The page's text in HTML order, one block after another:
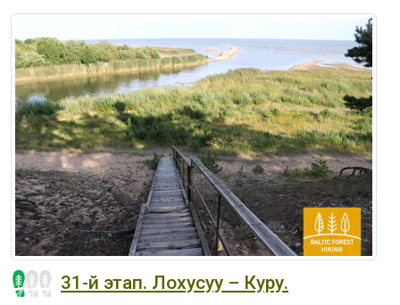
31-й этап. Лохусуу – Куру.